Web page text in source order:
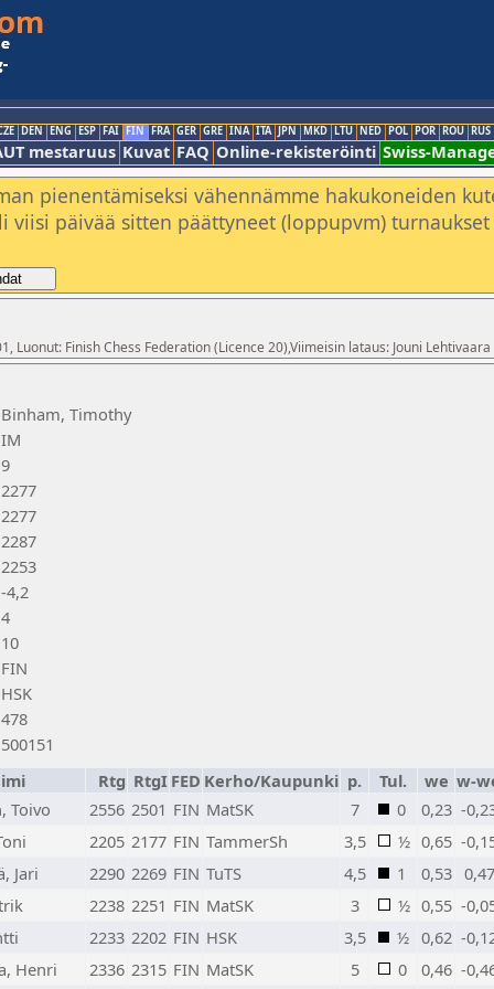
DEN ENG ESP FAI FIN FRA GER GRE INA ITA JPN MKD LTU NED POL POR ROU RUS
mestaruus Kuvat FAQ Online-rekisteröinti Swiss-
pienentämiseksi vähennämme hakukoneiden
viisi päivää sitten päättyneet (loppupvm)
Luonut: Finish Chess Federation (Licence 20),Viimeisin lataus: Jouni Lehtivaara
Binham, Timothy
IM
9
2277
2277
2287
2253
-4,2
4
10
FIN
HSK
478
500151
Rtg RtgI FED Kerho/Kaupunki p. Tul. we w-
Toivo 2556 2501 FIN MatSK 7 0 0,23 -
2205 2177 FIN TammerSh 3,5 ½ 0,65 -
Jari 2290 2269 FIN TuTS 4,5 1 0,53 0,47
2238 2251 FIN MatSK 3 ½ 0,55 -
2233 2202 FIN HSK 3,5 ½ 0,62 -
Henri 2336 2315 FIN MatSK 5 0 0,46 -